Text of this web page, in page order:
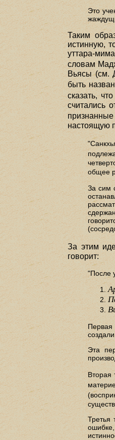
Это
Таким
истинную,
уттара-
словам
Вьясы (см.
быть
сказать,
считались
настоящую
общее
За сим
За этим
говорит:
"После
Первая
Эта
Вторая
Третья
ошибке,